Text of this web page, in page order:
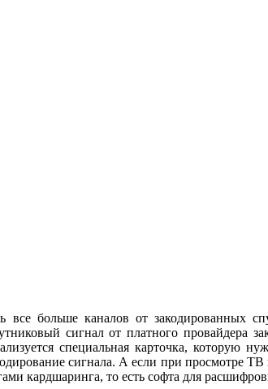
больше каналов от закодированных
сигнал от платного провайдера
специальная карточка, которую
сигнала. А если при просмотре ТВ
кардшаринга, то есть софта для